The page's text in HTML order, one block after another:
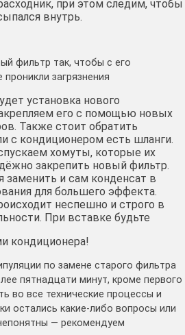
при этом следим, чтобы
внутрь.
фильтр так, чтобы с его
загрязнения
установка нового
его с помощью новых
Также стоит обратить
с кондиционером есть шланги.
хомуты, которые их
закрепить новый фильтр.
заменить и сам конденсат в
для большего эффекта.
неспешно и строго в
При вставке будьте
кондиционера!
по замене старого фильтра
пятнадцати минут, кроме первого
во все технические процессы и
остались какие-либо вопросы или
— рекомендуем